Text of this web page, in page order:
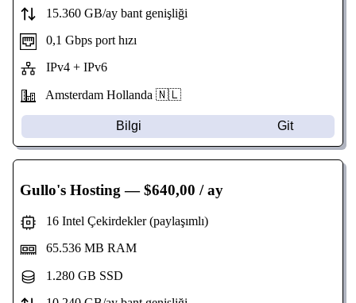
15.360 GB/ay bant genişliği
0,1 Gbps port hızı
IPv4 + IPv6
Amsterdam Hollanda 🇳🇱
Bilgi Git
Gullo's Hosting — $640,00 / ay
16 Intel Çekirdekler (paylaşımlı)
65.536 MB RAM
1.280 GB SSD